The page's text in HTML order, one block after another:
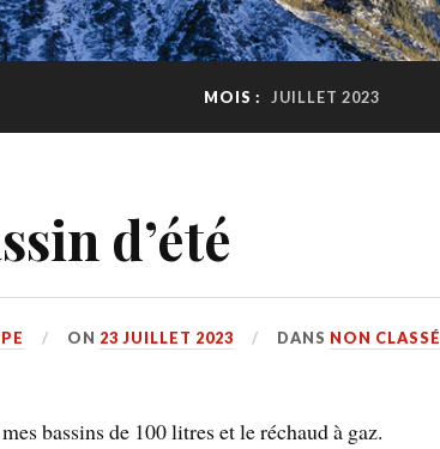
MOIS : JUILLET 2023
d’été
ON 23 JUILLET 2023 DANS NON CLASSÉ
bassins de 100 litres et le réchaud à gaz.